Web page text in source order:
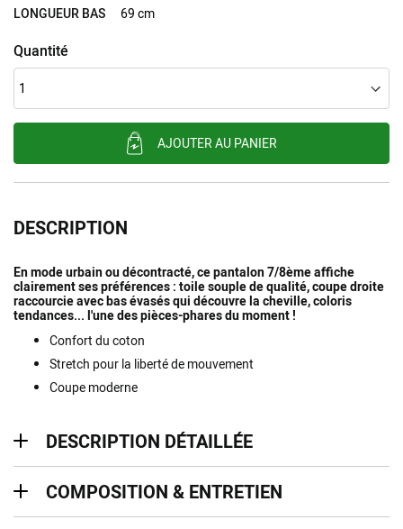
LONGUEUR BAS 69 cm
Quantité
AJOUTER AU PANIER
DESCRIPTION
En mode urbain ou décontracté, ce pantalon 7/8ème affiche
clairement ses préférences : toile souple de qualité, coupe droite
raccourcie avec bas évasés qui découvre la cheville, coloris
tendances... l'une des pièces-phares du moment !
Confort du coton
Stretch pour la liberté de mouvement
Coupe moderne
DESCRIPTION DÉTAILLÉE
COMPOSITION & ENTRETIEN